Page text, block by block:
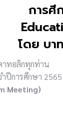
การศึ
โดย บา
าทอลิกทุกท่าน
ปีการศึกษา 2565
Meeting)